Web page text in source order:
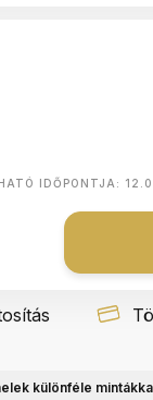
IDŐPONTJA:
különféle